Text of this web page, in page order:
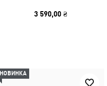
3 590,00 ₴
НОВИНКА